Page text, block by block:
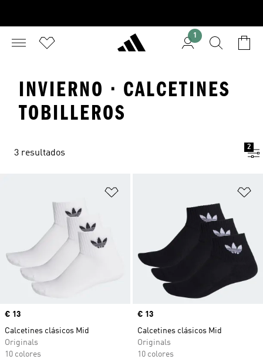
1
INVIERNO · CALCETINES
TOBILLEROS
3 resultados
2
Precio
€ 13
Calcetines clásicos Mid
Originals
10 colores
Precio
€ 13
Calcetines clásicos Mid
Originals
10 colores